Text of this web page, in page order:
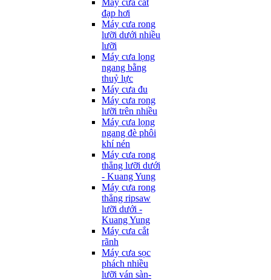
Máy cưa cắt
đạp hơi
Máy cưa rong
lưỡi dưới nhiều
lưỡi
Máy cưa lọng
ngang bằng
thuỷ lực
Máy cưa đu
Máy cưa rong
lưỡi trên nhiều
Máy cưa lọng
ngang đè phôi
khí nén
Máy cưa rong
thẳng lưỡi dưới
- Kuang Yung
Máy cưa rong
thẳng ripsaw
lưỡi dưới -
Kuang Yung
Máy cưa cắt
rãnh
Máy cưa sọc
phách nhiều
lưỡi ván sàn-